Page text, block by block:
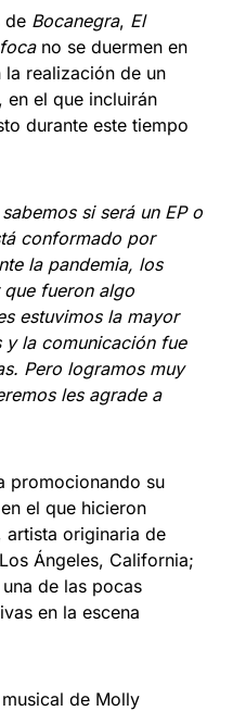
de Bocanegra, El
no se duermen en
la realización de un
el que incluirán
durante este tiempo
si será un EP o
conformado por
la pandemia, los
que fueron algo
estuvimos la mayor
la comunicación fue
Pero logramos muy
les agrade a
promocionando su
el que hicieron
artista originaria de
Ángeles, California;
de las pocas
en la escena
de Molly